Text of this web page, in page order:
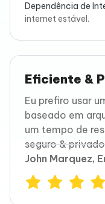
Dependência de
internet estável.
Eficiente &
Eu prefiro usar
baseado em
um tempo de
seguro &
John Marquez,